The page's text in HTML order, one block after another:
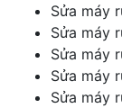
Sửa máy
Sửa máy
Sửa máy
Sửa máy
Sửa máy